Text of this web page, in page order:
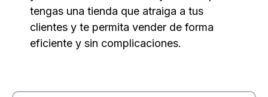
tengas una tienda que atraiga a tus
clientes y te permita vender de forma
eficiente y sin complicaciones.